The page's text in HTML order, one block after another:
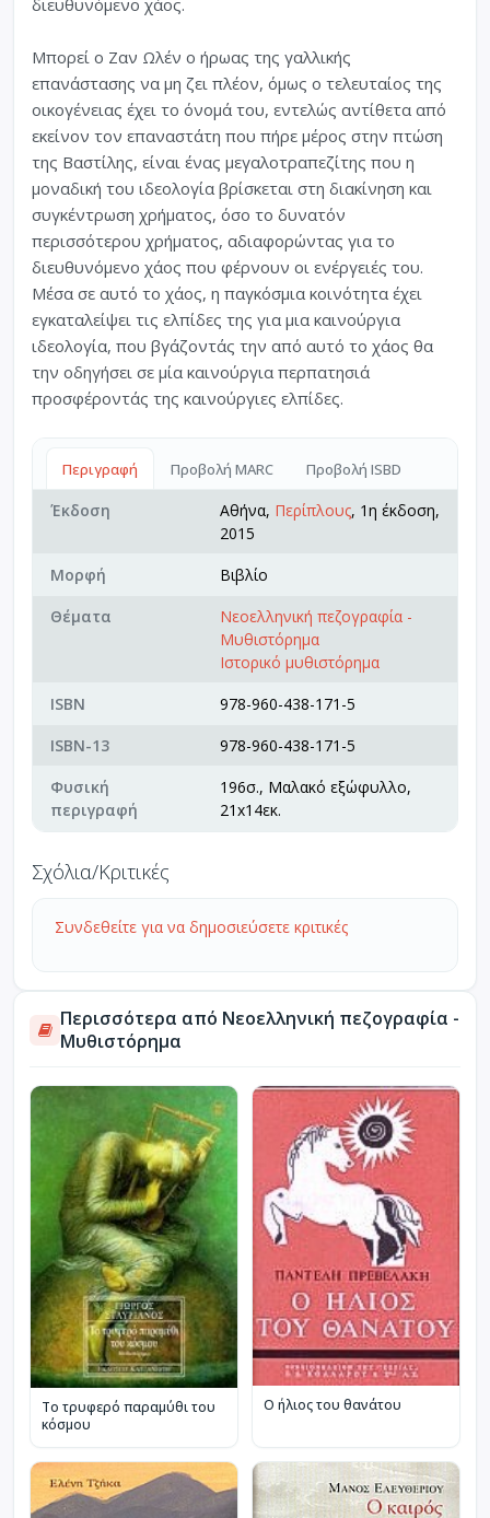
διευθυνόμενο χάος.
Μπορεί ο Ζαν Ωλέν ο ήρωας της γαλλικής
επανάστασης να μη ζει πλέον, όμως ο τελευταίος της
οικογένειας έχει το όνομά του, εντελώς αντίθετα από
εκείνον τον επαναστάτη που πήρε μέρος στην πτώση
της Βαστίλης, είναι ένας μεγαλοτραπεζίτης που η
μοναδική του ιδεολογία βρίσκεται στη διακίνηση και
συγκέντρωση χρήματος, όσο το δυνατόν
περισσότερου χρήματος, αδιαφορώντας για το
διευθυνόμενο χάος που φέρνουν οι ενέργειές του.
Μέσα σε αυτό το χάος, η παγκόσμια κοινότητα έχει
εγκαταλείψει τις ελπίδες της για μια καινούργια
ιδεολογία, που βγάζοντάς την από αυτό το χάος θα
την οδηγήσει σε μία καινούργια περπατησιά
προσφέροντάς της καινούργιες ελπίδες.
Περιγραφή Προβολή MARC Προβολή ISBD
Έκδοση Αθήνα, Περίπλους, 1η έκδοση,
2015
Μορφή
Βιβλίο
Θέματα
Νεοελληνική πεζογραφία -
Μυθιστόρημα
Ιστορικό μυθιστόρημα
ISBN
978-960-438-171-5
ISBN-13
978-960-438-171-5
Φυσική
περιγραφή
196σ., Μαλακό εξώφυλλο,
21x14εκ.
Σχόλια/Κριτικές
Συνδεθείτε για να δημοσιεύσετε κριτικές
Περισσότερα από Νεοελληνική πεζογραφία -
Μυθιστόρημα
Το τρυφερό παραμύθι του
κόσμου
Ο ήλιος του θανάτου